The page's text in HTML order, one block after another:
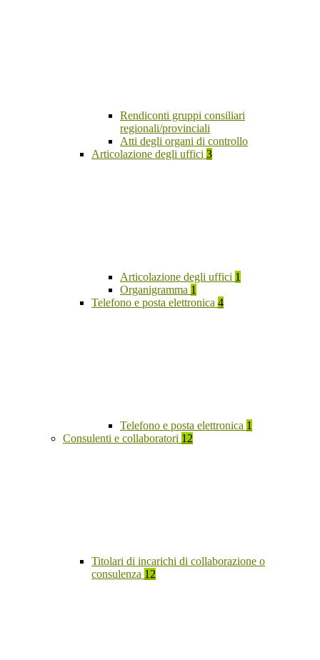
Rendiconti gruppi consiliari
regionali/provinciali
Atti degli organi di controllo
Articolazione degli uffici 3
Articolazione degli uffici 1
Organigramma 1
Telefono e posta elettronica 4
Telefono e posta elettronica 1
Consulenti e collaboratori 12
Titolari di incarichi di collaborazione o
consulenza 12